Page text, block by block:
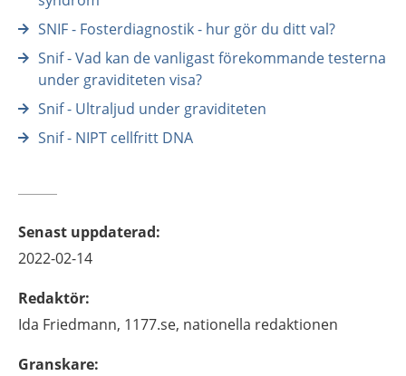
SNIF - Fosterdiagnostik - hur gör du ditt val?
Snif - Vad kan de vanligast förekommande testerna
under graviditeten visa?
Snif - Ultraljud under graviditeten
Snif - NIPT cellfritt DNA
Senast uppdaterad:
2022-02-14
Redaktör:
Ida Friedmann, 1177.se, nationella redaktionen
Granskare: